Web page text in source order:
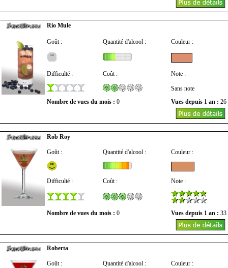
Rio Mule
Goût : Quantité d'alcool : Couleur :
Difficulté : Coût : Note :
Sans note
Nombre de vues du mois : 0 Vues depuis 1 an : 26
Rob Roy
Goût : Quantité d'alcool : Couleur :
Difficulté : Coût : Note :
Nombre de vues du mois : 0 Vues depuis 1 an : 33
Roberta
Goût : Quantité d'alcool : Couleur :